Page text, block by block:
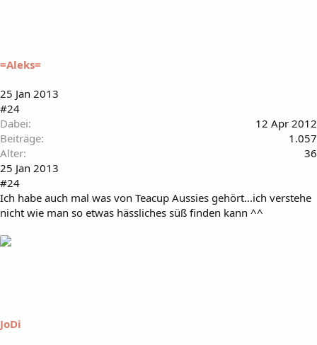
=Aleks=
25 Jan 2013
#24
Dabei
12 Apr 2012
Beiträge
1.057
Alter
36
25 Jan 2013
#24
Ich habe auch mal was von Teacup Aussies gehört...ich verstehe
nicht wie man so etwas hässliches süß finden kann ^^
JoDi